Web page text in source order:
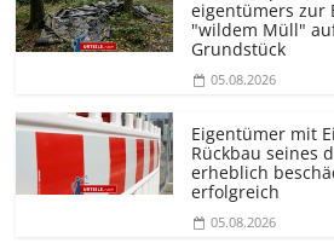
eigentümers zur
"wildem Müll"
Grundstück
05.08.2026
Eigentümer mit
Rückbau seines
erheblich
erfolgreich
05.08.2026